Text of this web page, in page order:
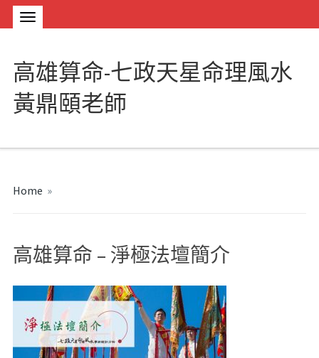
高雄算命-七政天星命理風水
黃鼎頤老師
Home »
高雄算命 – 淨極法壇簡介